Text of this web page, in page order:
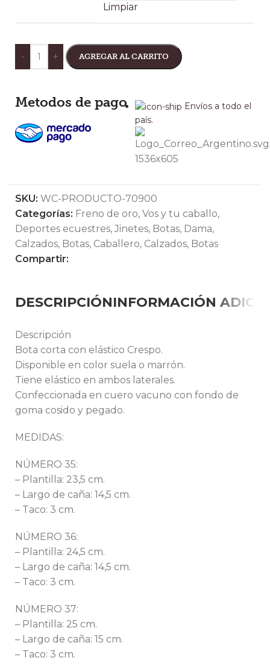
Limpiar
- + AGREGAR AL CARRITO
Metodos de pago
Envíos a todo el
país.
SKU: WC-PRODUCTO-70900
Categorías: Freno de oro, Vos y tu caballo,
Deportes ecuestres, Jinetes, Botas, Dama,
Calzados, Botas, Caballero, Calzados, Botas
Compartir:
DESCRIPCIÓNINFORMACIÓN
Descripción
Bota corta con elástico Crespo.
Disponible en color suela o marrón.
Tiene elástico en ambos laterales.
Confeccionada en cuero vacuno con fondo de
goma cosido y pegado.
MEDIDAS:
NÚMERO 35:
– Plantilla: 23,5 cm.
– Largo de caña: 14,5 cm.
– Taco: 3 cm.
NÚMERO 36:
– Plantilla: 24,5 cm.
– Largo de caña: 14,5 cm.
– Taco: 3 cm.
NÚMERO 37:
– Plantilla: 25 cm.
– Largo de caña: 15 cm.
– Taco: 3 cm.